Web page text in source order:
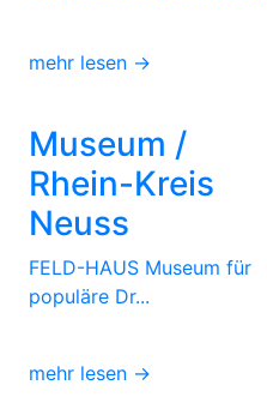
mehr lesen →
Museum /
Rhein-Kreis
Neuss
FELD-HAUS Museum für
populäre Dr...
mehr lesen →